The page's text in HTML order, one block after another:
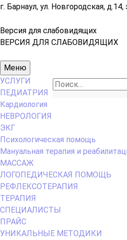
г. Барнаул, ул. Новгородская, д.14,
Версия для слабовидящих
ВЕРСИЯ ДЛЯ СЛАБОВИДЯЩИХ
Основное
меню
Меню
Найти:
УСЛУГИ
ПЕДИАТРИЯ
Кардиология
НЕВРОЛОГИЯ
ЭКГ
Психологическая помощь
Мануальная терапия и
МАССАЖ
ЛОГОПЕДИЧЕСКАЯ ПОМОЩЬ
РЕФЛЕКСОТЕРАПИЯ
ТЕРАПИЯ
СПЕЦИАЛИСТЫ
ПРАЙС
УНИКАЛЬНЫЕ МЕТОДИКИ